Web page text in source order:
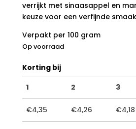
verrijkt met sinaasappel en
keuze voor een verfijnde
Verpakt per 100 gram
Op voorraad
Korting bij
1
2 3
€4,35 €4,26 €4,18